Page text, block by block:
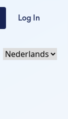
Log In